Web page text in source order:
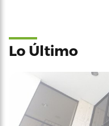
Lo Último